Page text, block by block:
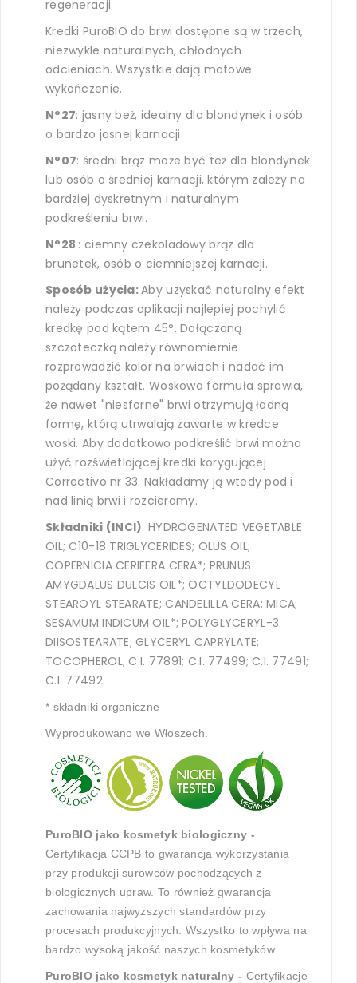
regeneracji.
Kredki PuroBIO do brwi dostępne są w trzech,
niezwykle naturalnych, chłodnych
odcieniach. Wszystkie dają matowe
wykończenie.
N°27: jasny beż, idealny dla blondynek i osób
o bardzo jasnej karnacji.
N°07: średni brąz może być też dla blondynek
lub osób o średniej karnacji, którym zależy na
bardziej dyskretnym i naturalnym
podkreśleniu brwi.
N°28 : ciemny czekoladowy brąz dla
brunetek, osób o ciemniejszej karnacji.
Sposób użycia:Aby uzyskać naturalny efekt
należy podczas aplikacji najlepiej pochylić
kredkę pod kątem 45°. Dołączoną
szczoteczką należy równomiernie
rozprowadzić kolor na brwiach i nadać im
pożądany kształt. Woskowa formuła sprawia,
że nawet "niesforne" brwi otrzymują ładną
formę, którą utrwalają zawarte w kredce
woski. Aby dodatkowo podkreślić brwi można
użyć rozświetlającej kredki korygującej
Correctivo nr 33. Nakładamy ją wtedy pod i
nad linią brwi i rozcieramy.
Składniki (INCI): HYDROGENATED VEGETABLE
OIL; C10-18 TRIGLYCERIDES; OLUS OIL;
COPERNICIA CERIFERA CERA*; PRUNUS
AMYGDALUS DULCIS OIL*; OCTYLDODECYL
STEAROYL STEARATE; CANDELILLA CERA; MICA;
SESAMUM INDICUM OIL*; POLYGLYCERYL-3
DIISOSTEARATE; GLYCERYL CAPRYLATE;
TOCOPHEROL; C.I. 77891; C.I. 77499; C.I. 77491;
C.I. 77492.
* składniki organiczne
Wyprodukowano we Włoszech.
PuroBIO jako kosmetyk biologiczny -
Certyfikacja CCPB to gwarancja wykorzystania
przy produkcji surowców pochodzących z
biologicznych upraw. To również gwarancja
zachowania najwyższych standardów przy
procesach produkcyjnych. Wszystko to wpływa na
bardzo wysoką jakość naszych kosmetyków.
PuroBIO jako kosmetyk naturalny - Certyfikacje